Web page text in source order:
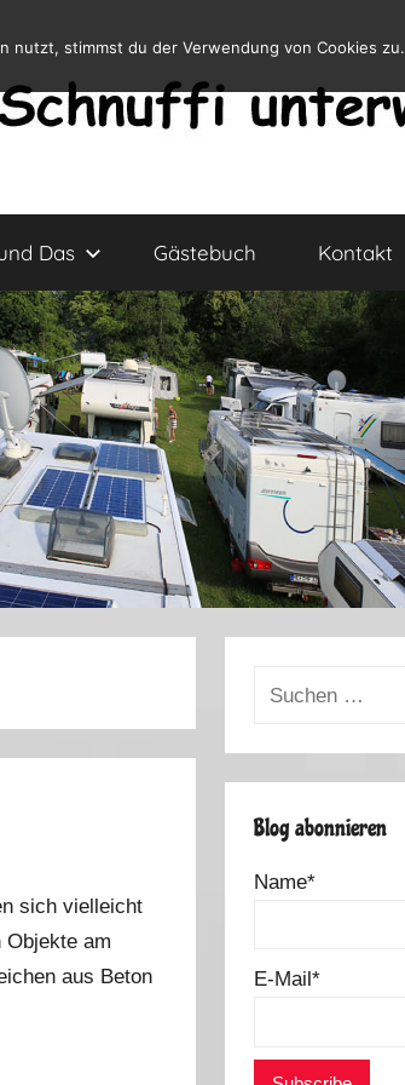
Das Gästebuch Kontakt
sich vielleicht
Objekte am
aus Beton
Suchen
Blog abonnieren
Name*
E-Mail*
nutzt, stimmst du der Verwendung von Cookies zu.